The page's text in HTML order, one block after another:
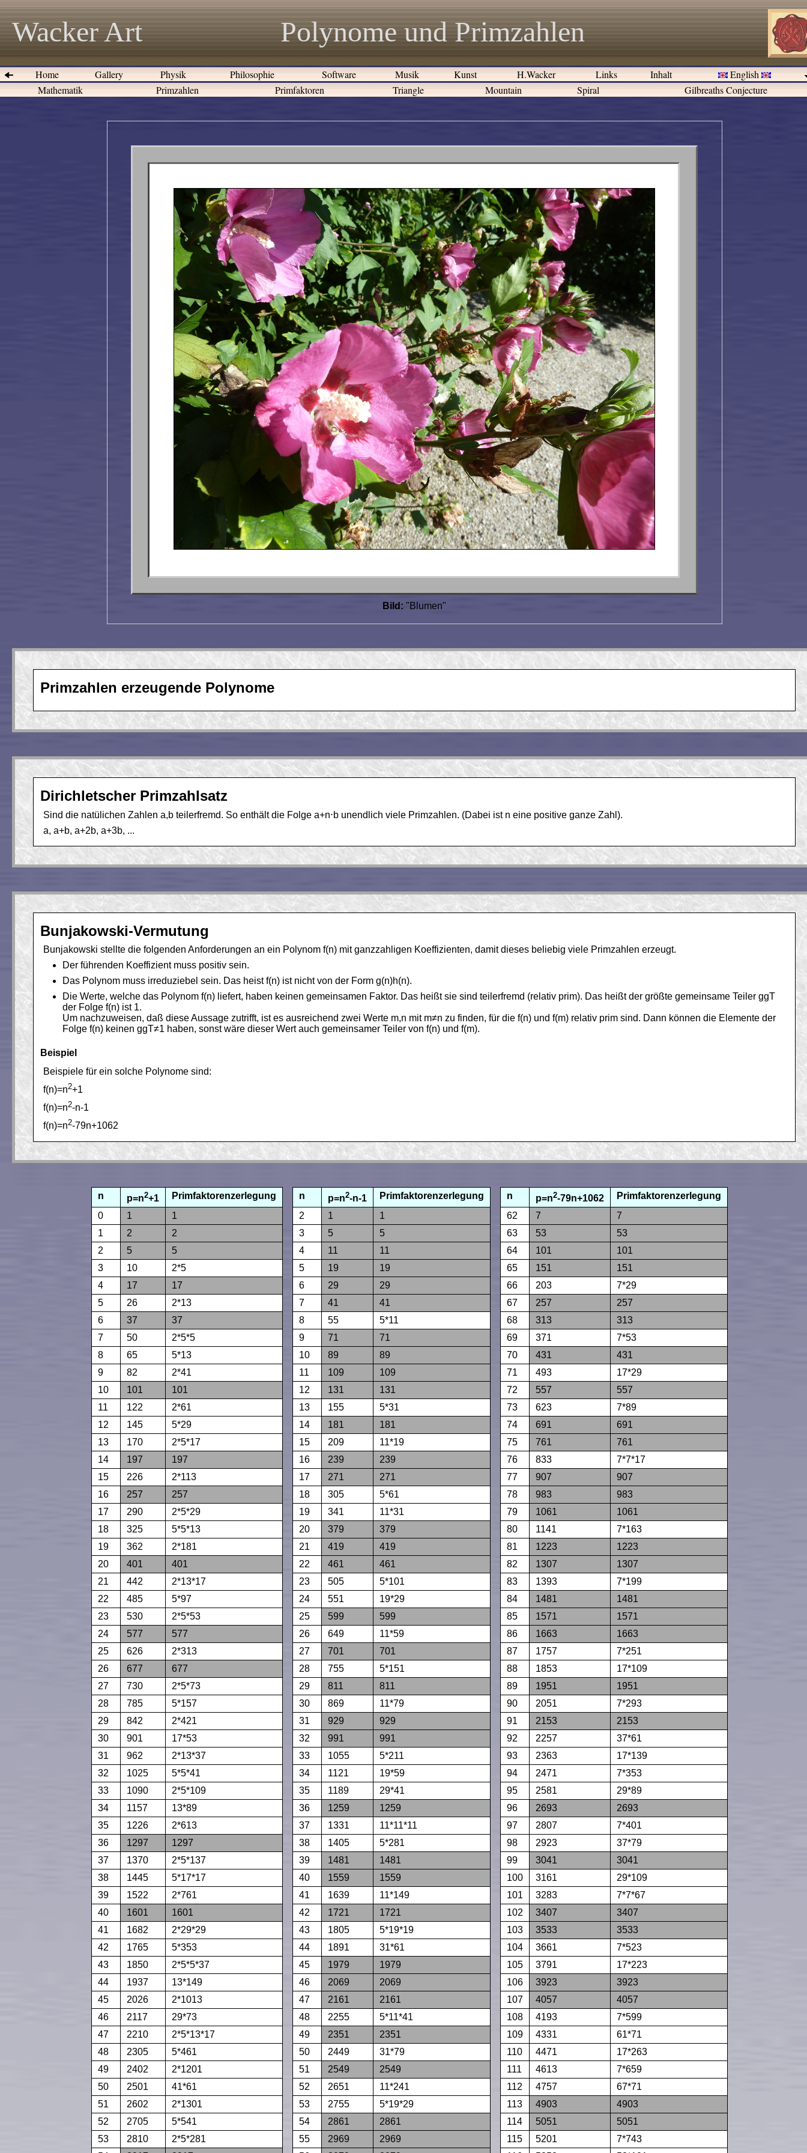
Wacker Art Polynome und Primzahlen
Home Gallery Physik Philosophie Software Musik Kunst H.Wacker Links Inhalt
English
Mathematik
Primzahlen Primfaktoren Triangle Mountain Spiral Gilbreaths Conjecture
Bild: "Blumen"
Primzahlen erzeugende Polynome
Dirichletscher Primzahlsatz
Sind die natülichen Zahlen a,b teilerfremd. So enthält die Folge a+n⋅b unendlich viele Primzahlen. (Dabei ist n eine positive ganze Zahl).
a, a+b, a+2b, a+3b, ...
Bunjakowski-Vermutung
Bunjakowski stellte die folgenden Anforderungen an ein Polynom f(n) mit ganzzahligen Koeffizienten, damit dieses beliebig viele Primzahlen erzeugt.
Der führenden Koeffizient muss positiv sein.
Das Polynom muss irreduziebel sein. Das heist f(n) ist nicht von der Form g(n)h(n).
Die Werte, welche das Polynom f(n) liefert, haben keinen gemeinsamen Faktor. Das heißt sie sind teilerfremd (relativ prim). Das heißt der größte gemeinsame Teiler ggT
der Folge f(n) ist 1.
Um nachzuweisen, daß diese Aussage zutrifft, ist es ausreichend zwei Werte m,n mit m≠n zu finden, für die f(n) und f(m) relativ prim sind. Dann können die Elemente der
Folge f(n) keinen ggT≠1 haben, sonst wäre dieser Wert auch gemeinsamer Teiler von f(n) und f(m).
Beispiel
Beispiele für ein solche Polynome sind:
f(n)=n2+1
f(n)=n2-n-1
f(n)=n2-79n+1062
n p=n2+1
Primfaktorenzerlegung
0
1
1
1
2
2
2
5
5
3
10
2*5
4
17
17
5
26
2*13
6
37
37
7
50
2*5*5
8
65
5*13
9
82
2*41
10
101
101
11
122
2*61
12
145
5*29
13
170
2*5*17
14
197
197
15
226
2*113
16
257
257
17
290
2*5*29
18
325
5*5*13
19
362
2*181
20
401
401
21
442
2*13*17
22
485
5*97
23
530
2*5*53
24
577
577
25
626
2*313
26
677
677
27
730
2*5*73
28
785
5*157
29
842
2*421
30
901
17*53
31
962
2*13*37
32
1025
5*5*41
33
1090
2*5*109
34
1157
13*89
35
1226
2*613
36
1297
1297
37
1370
2*5*137
38
1445
5*17*17
39
1522
2*761
40
1601
1601
41
1682
2*29*29
42
1765
5*353
43
1850
2*5*5*37
44
1937
13*149
45
2026
2*1013
46
2117
29*73
47
2210
2*5*13*17
48
2305
5*461
49
2402
2*1201
50
2501
41*61
51
2602
2*1301
52
2705
5*541
53
2810
2*5*281
n p=n2-n-1
Primfaktorenzerlegung
2
1
1
3
5
5
4
11
11
5
19
19
6
29
29
7
41
41
8
55
5*11
9
71
71
10
89
89
11
109
109
12
131
131
13
155
5*31
14
181
181
15
209
11*19
16
239
239
17
271
271
18
305
5*61
19
341
11*31
20
379
379
21
419
419
22
461
461
23
505
5*101
24
551
19*29
25
599
599
26
649
11*59
27
701
701
28
755
5*151
29
811
811
30
869
11*79
31
929
929
32
991
991
33
1055
5*211
34
1121
19*59
35
1189
29*41
36
1259
1259
37
1331
11*11*11
38
1405
5*281
39
1481
1481
40
1559
1559
41
1639
11*149
42
1721
1721
43
1805
5*19*19
44
1891
31*61
45
1979
1979
46
2069
2069
47
2161
2161
48
2255
5*11*41
49
2351
2351
50
2449
31*79
51
2549
2549
52
2651
11*241
53
2755
5*19*29
54
2861
2861
55
2969
2969
n p=n2-79n+1062
Primfaktorenzerlegung
62
7
7
63
53
53
64
101
101
65
151
151
66
203
7*29
67
257
257
68
313
313
69
371
7*53
70
431
431
71
493
17*29
72
557
557
73
623
7*89
74
691
691
75
761
761
76
833
7*7*17
77
907
907
78
983
983
79
1061
1061
80
1141
7*163
81
1223
1223
82
1307
1307
83
1393
7*199
84
1481
1481
85
1571
1571
86
1663
1663
87
1757
7*251
88
1853
17*109
89
1951
1951
90
2051
7*293
91
2153
2153
92
2257
37*61
93
2363
17*139
94
2471
7*353
95
2581
29*89
96
2693
2693
97
2807
7*401
98
2923
37*79
99
3041
3041
100
3161
29*109
101
3283
7*7*67
102
3407
3407
103
3533
3533
104
3661
7*523
105
3791
17*223
106
3923
3923
107
4057
4057
108
4193
7*599
109
4331
61*71
110
4471
17*263
111
4613
7*659
112
4757
67*71
113
4903
4903
114
5051
5051
115
5201
7*743